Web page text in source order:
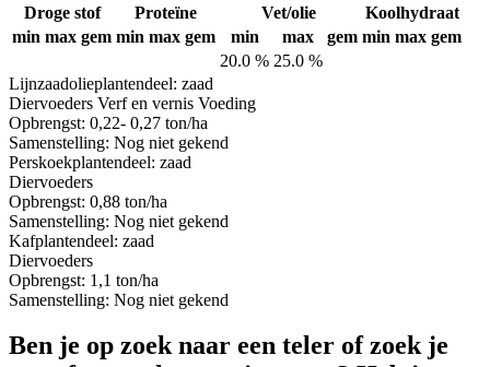
Droge stof
Proteïne Vet/olie
Koolhydraat
min max gem min max gem min max gem min max gem
20.0 % 25.0 %
Lijnzaadolieplantendeel: zaad
Diervoeders Verf en vernis Voeding
Opbrengst: 0,22- 0,27 ton/ha
Samenstelling: Nog niet gekend
Perskoekplantendeel: zaad
Diervoeders
Opbrengst: 0,88 ton/ha
Samenstelling: Nog niet gekend
Kafplantendeel: zaad
Diervoeders
Opbrengst: 1,1 ton/ha
Samenstelling: Nog niet gekend
Ben je op zoek naar een teler of zoek je